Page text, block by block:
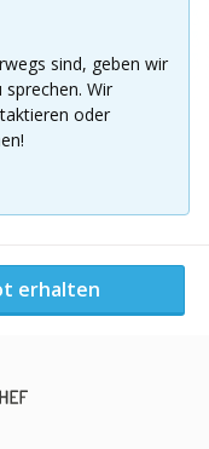
Galaprogramm
Einzelwettkampf
Stationen:
Poker, Roulette,
zusagt
näher mit Ihnen
sind, geben wir
Wir
oder
erhalten